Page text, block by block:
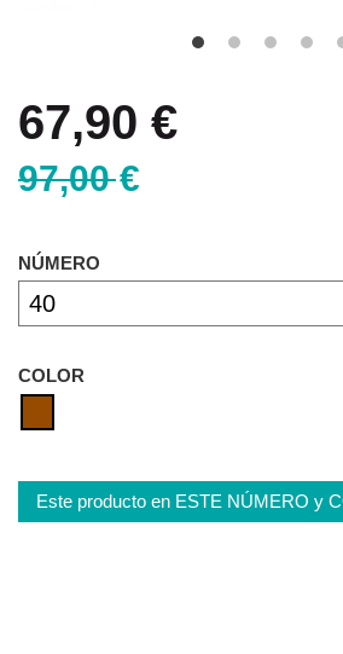
67,90 €
97,00 €
NÚMERO
COLOR
Este producto en ESTE NÚMERO y